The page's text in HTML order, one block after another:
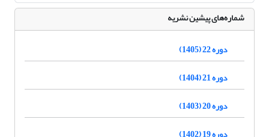
شماره‌های پیشین نشریه
دوره 22 (1405)
دوره 21 (1404)
دوره 20 (1403)